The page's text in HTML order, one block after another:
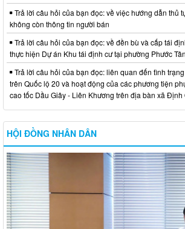
Trả lời câu hỏi của bạn đọc: về việc hướng dẫn thủ
không còn thông tin người bán
Trả lời câu hỏi của bạn đọc: về đền bù và cấp tái
thực hiện Dự án Khu tái định cư tại phường Phước Tân
Trả lời câu hỏi của bạn đọc: liên quan đến tình
trên Quốc lộ 20 và hoạt động của các phương tiện
cao tốc Dầu Giây - Liên Khương trên địa bàn xã Định
HỘI ĐỒNG NHÂN DÂN